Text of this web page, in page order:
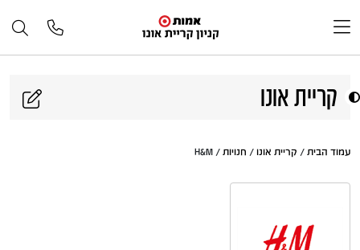
קריית אונו
עמוד הבית / קריית אונו / חנויות / H&M